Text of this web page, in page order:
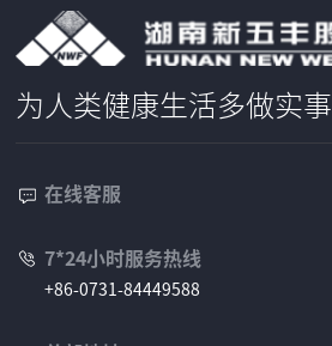
为人类健康生活多做实事
在线客服
7*24小时服务热线
+86-0731-84449588